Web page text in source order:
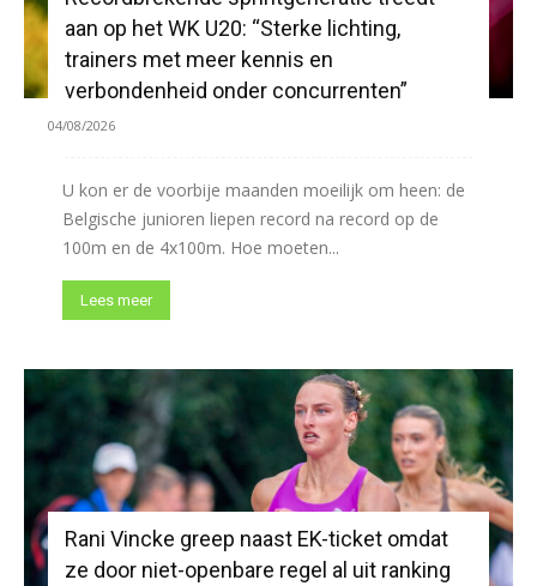
aan op het WK U20: “Sterke lichting,
trainers met meer kennis en
verbondenheid onder concurrenten”
04/08/2026
U kon er de voorbije maanden moeilijk om heen: de
Belgische junioren liepen record na record op de
100m en de 4x100m. Hoe moeten...
Lees meer
Rani Vincke greep naast EK-ticket omdat
ze door niet-openbare regel al uit ranking